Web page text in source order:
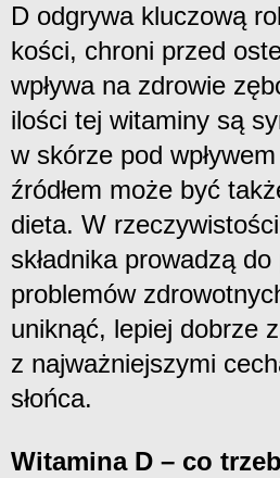
D odgrywa kluczową
kości, chroni przed
wpływa na zdrowie
ilości tej witaminy są
w skórze pod
źródłem może być
dieta. W
składnika prowadzą
problemów
uniknąć, lepiej dobrze
z najważniejszymi
słońca.
Witamina D – co